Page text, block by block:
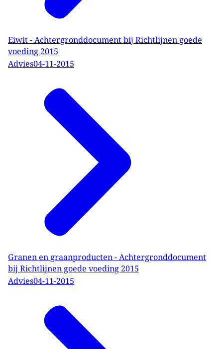
Eiwit - Achtergronddocument bij Richtlijnen goede
voeding 2015
Advies04-11-2015
Granen en graanproducten - Achtergronddocument
bij Richtlijnen goede voeding 2015
Advies04-11-2015